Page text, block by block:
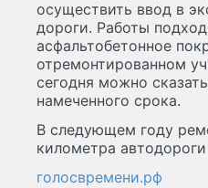
осуществить ввод в
дороги. Работы
асфальтобетонное
отремонтированном
сегодня можно
намеченного срока.
В следующем году
километра
голосвремени.рф